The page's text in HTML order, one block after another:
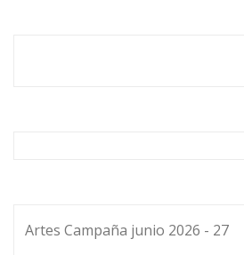
Artes Campaña junio 2026 - 27